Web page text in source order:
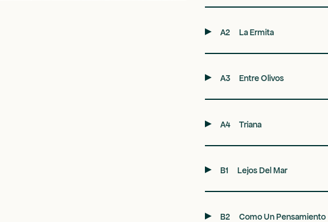
A2 La Ermita
A3 Entre Olivos
A4 Triana
B1 Lejos Del Mar
B2 Como Un Pensamiento